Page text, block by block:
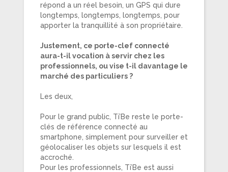
répond a un réel besoin, un GPS qui dure
longtemps, longtemps, longtemps, pour
apporter la tranquillité à son propriétaire.
Justement, ce porte-clef connecté
aura-t-il vocation à servir chez les
professionnels, ou vise t-il davantage le
marché des particuliers ?
Les deux,
Pour le grand public, Ti’Be reste le porte-
clés de référence connecté au
smartphone, simplement pour surveiller et
géolocaliser les objets sur lesquels il est
accroché.
Pour les professionnels, Ti’Be est aussi